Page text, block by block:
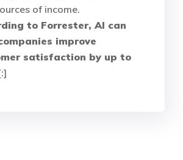
of income.
to Forrester, AI can
improve
satisfaction by up to